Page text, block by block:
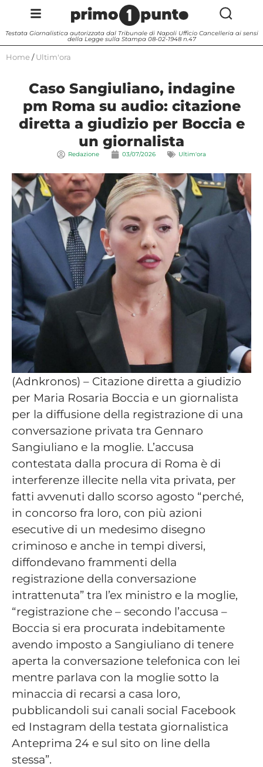
Testata Giornalistica autorizzata dal Tribunale di Napoli Ufficio Cancelleria ai sensi
della Legge sulla Stampa 08-02-1948 n.47
Home / Ultim'ora
Caso Sangiuliano, indagine
pm Roma su audio: citazione
diretta a giudizio per Boccia e
un giornalista
Redazione 03/07/2026 Ultim'ora
(Adnkronos) – Citazione diretta a giudizio
per Maria Rosaria Boccia e un giornalista
per la diffusione della registrazione di una
conversazione privata tra Gennaro
Sangiuliano e la moglie. L’accusa
contestata dalla procura di Roma è di
interferenze illecite nella vita privata, per
fatti avvenuti dallo scorso agosto “perché,
in concorso fra loro, con più azioni
esecutive di un medesimo disegno
criminoso e anche in tempi diversi,
diffondevano frammenti della
registrazione della conversazione
intrattenuta” tra l’ex ministro e la moglie,
“registrazione che – secondo l’accusa –
Boccia si era procurata indebitamente
avendo imposto a Sangiuliano di tenere
aperta la conversazione telefonica con lei
mentre parlava con la moglie sotto la
minaccia di recarsi a casa loro,
pubblicandoli sui canali social Facebook
ed Instagram della testata giornalistica
Anteprima 24 e sul sito on line della
stessa”.